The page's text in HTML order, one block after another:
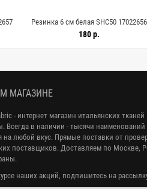
6 см белая SHC50 17022656
МАГАЗИНЕ
- интернет магазин итальянских
Всегда в наличии - тысячи наименований
на любой вкус. Прямые поставки от
поставщиков. Доставляем по Москве,
наших акций, подпишитесь на